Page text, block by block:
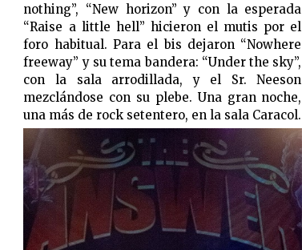
nothing”, “New horizon” y con la esperada
“Raise a little hell” hicieron el mutis por el
foro habitual. Para el bis dejaron “Nowhere
freeway” y su tema bandera: “Under the sky”,
con la sala arrodillada, y el Sr. Neeson
mezclándose con su plebe. Una gran noche,
una más de rock setentero, en la sala Caracol.